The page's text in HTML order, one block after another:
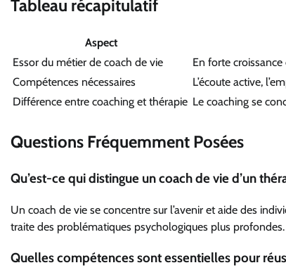
Tableau récapitulatif
Aspect
Essor du métier de coach de vie
En forte
Compétences nécessaires
L’écoute active,
Différence entre coaching et thérapie Le coaching se
Questions Fréquemment Posées
Qu’est-ce qui distingue un coach de vie d’un
Un coach de vie se concentre sur l’avenir et aide des
traite des problématiques psychologiques plus profondes.
Quelles compétences sont essentielles pour